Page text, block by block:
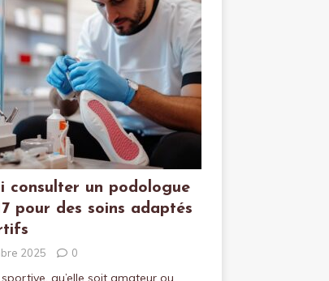
consulter un podologue
pour des soins adaptés
2025 0
qu’elle soit amateur ou